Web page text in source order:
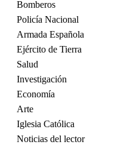
Bomberos
Policía Nacional
Armada Española
Ejército de Tierra
Salud
Investigación
Economía
Arte
Iglesia Católica
Noticias del lector